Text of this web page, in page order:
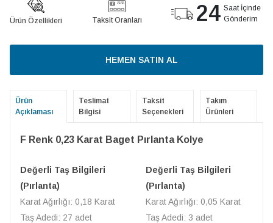
Ürün Özellikleri Taksit Oranları 24 Saat İçinde
Gönderim
HEMEN SATIN AL
Ürün
Açıklaması
Teslimat
Bilgisi
Taksit
Seçenekleri
Takım
Ürünleri
F Renk 0,23 Karat Baget Pırlanta Kolye
Değerli Taş Bilgileri
(Pırlanta)
Karat Ağırlığı: 0,18 Karat
Taş Adedi: 27 adet
Değerli Taş Bilgileri
(Pırlanta)
Karat Ağırlığı: 0,05 Karat
Taş Adedi: 3 adet